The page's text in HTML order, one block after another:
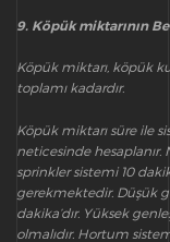
9. Köpük miktarının
Köpük miktarı, köpük
toplamı kadardır.
Köpük miktarı süre ile
neticesinde hesaplanır.
sprinkler sistemi 10
gerekmektedir. Düşük
dakika’dır. Yüksek
olmalıdır. Hortum